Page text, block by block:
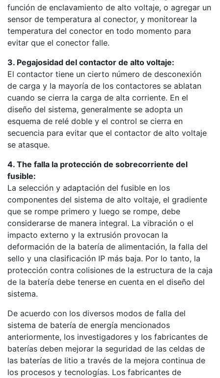
función de enclavamiento de alto voltaje, o agregar un
sensor de temperatura al conector, y monitorear la
temperatura del conector en todo momento para
evitar que el conector falle.
3. Pegajosidad del contactor de alto voltaje:
El contactor tiene un cierto número de desconexión
de carga y la mayoría de los contactores se ablatan
cuando se cierra la carga de alta corriente. En el
diseño del sistema, generalmente se adopta un
esquema de relé doble y el control se cierra en
secuencia para evitar que el contactor de alto voltaje
se atasque.
4. The falla la protección de sobrecorriente del
fusible:
La selección y adaptación del fusible en los
componentes del sistema de alto voltaje, el gradiente
que se rompe primero y luego se rompe, debe
considerarse de manera integral. La vibración o el
impacto externo y la extrusión provocan la
deformación de la batería de alimentación, la falla del
sello y una clasificación IP más baja. Por lo tanto, la
protección contra colisiones de la estructura de la caja
de la batería debe tenerse en cuenta en el diseño del
sistema.
De acuerdo con los diversos modos de falla del
sistema de batería de energía mencionados
anteriormente, los investigadores y los fabricantes de
baterías deben mejorar la seguridad de las celdas de
las baterías de litio a través de la mejora continua de
los procesos y tecnologías. Los fabricantes de